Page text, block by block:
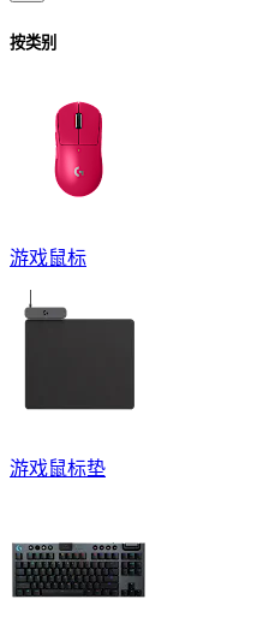
按类别
游戏鼠标
游戏鼠标垫